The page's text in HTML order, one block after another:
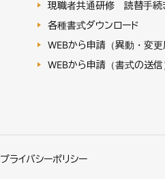
現職者共通研修 読替手続
各種書式ダウンロード
WEBから申請（異動・変更
WEBから申請（書式の送信
プライバシーポリシー